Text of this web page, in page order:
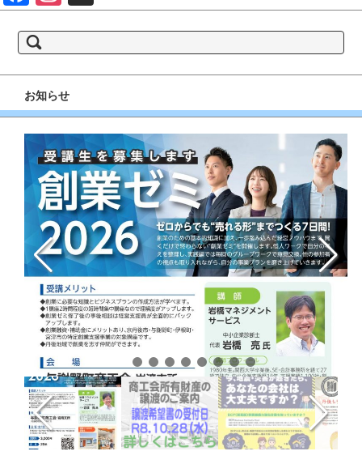
索:
お知らせ